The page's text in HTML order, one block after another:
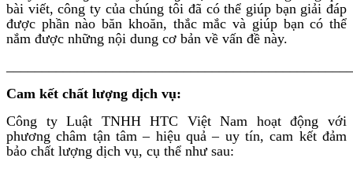
bài viết, công ty của chúng tôi đã có thể giúp bạn giải đáp
được phần nào băn khoăn, thắc mắc và giúp bạn có thể
nắm được những nội dung cơ bản về vấn đề này.
Cam kết chất lượng dịch vụ:
Công ty Luật TNHH HTC Việt Nam hoạt động với
phương châm tận tâm – hiệu quả – uy tín, cam kết đảm
bảo chất lượng dịch vụ, cụ thể như sau: